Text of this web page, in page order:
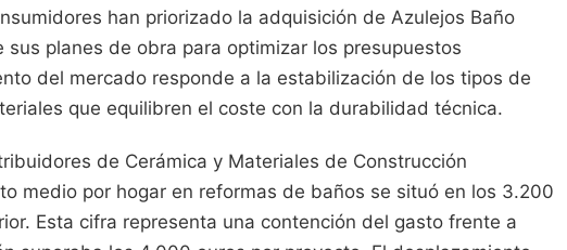
han priorizado la adquisición de Azulejos Baño
planes de obra para optimizar los presupuestos
del mercado responde a la estabilización de los tipos de
que equilibren el coste con la durabilidad técnica.
de Cerámica y Materiales de Construcción
medio por hogar en reformas de baños se situó en los 3.200
Esta cifra representa una contención del gasto frente a